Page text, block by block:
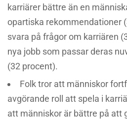
karriärer bättre än en
opartiska rekommendationer
svara på frågor om karriären
nya jobb som passar deras
(32 procent).
Folk tror att människor
avgörande roll att spela i
att människor är bättre på att